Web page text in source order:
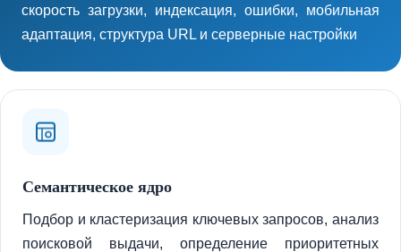
скорость загрузки, индексация, ошибки, мобильная
адаптация, структура URL и серверные настройки
Семантическое ядро
Подбор и кластеризация ключевых запросов, анализ
поисковой выдачи, определение приоритетных